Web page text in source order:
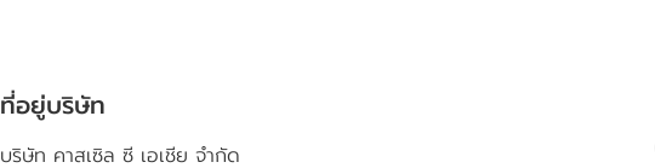
ที่อยู่บริษัท
บริษัท คาสเซิล ซี เอเชีย จำกัด